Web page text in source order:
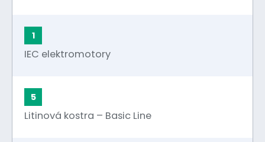
1
IEC elektromotory
5
Litinová kostra – Basic Line